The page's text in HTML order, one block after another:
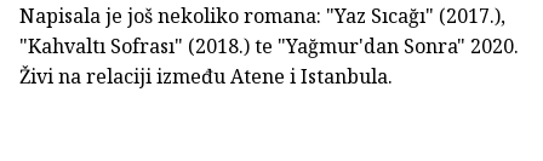
Napisala je još nekoliko romana: "Yaz Sıcağı" (2017.),
"Kahvaltı Sofrası" (2018.) te "Yağmur'dan Sonra" 2020.
Živi na relaciji između Atene i Istanbula.